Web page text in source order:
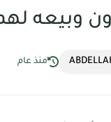
وبيعه
منذ عام